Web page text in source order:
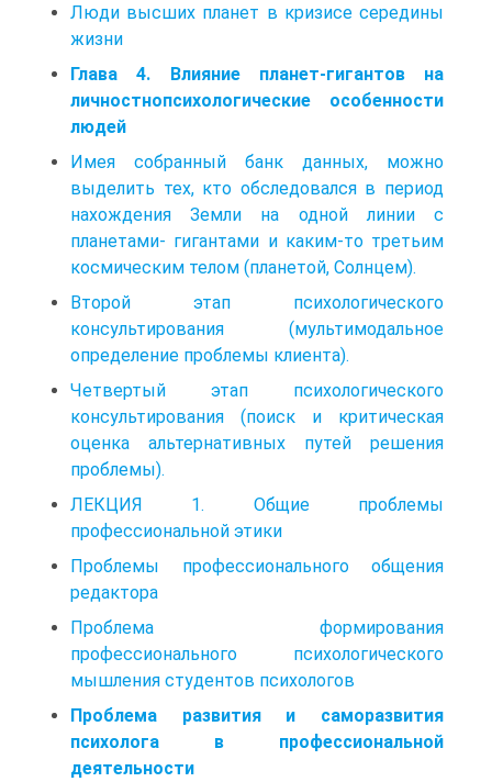
Люди высших планет в кризисе середины
жизни
Глава 4. Влияние планет-гигантов на
личностнопсихологические особенности
людей
Имея собранный банк данных, можно
выделить тех, кто обследовался в период
нахождения Земли на одной линии с
планетами- гигантами и каким-то третьим
космическим телом (планетой, Солнцем).
Второй этап психологического
консультирования (мультимодальное
определение проблемы клиента).
Четвертый этап психологического
консультирования (поиск и критическая
оценка альтернативных путей решения
проблемы).
ЛЕКЦИЯ 1. Общие проблемы
профессиональной этики
Проблемы профессионального общения
редактора
Проблема формирования
профессионального психологического
мышления студентов психологов
Проблема развития и саморазвития
психолога в профессиональной
деятельности